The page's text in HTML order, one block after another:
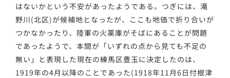
はないかという不安があったようである。つぎには、滝
野川(北区)が候補地となったが、ここも地価で折り合いが
つかなかったり、陸軍の火薬庫がそばにあることが問題
であったようで、本間が「いずれの点から見ても不足の
無い」と表現した現在の練馬区豊玉に決定したのは、
1919年の4月以降のことであった(1918年11月6日付根津